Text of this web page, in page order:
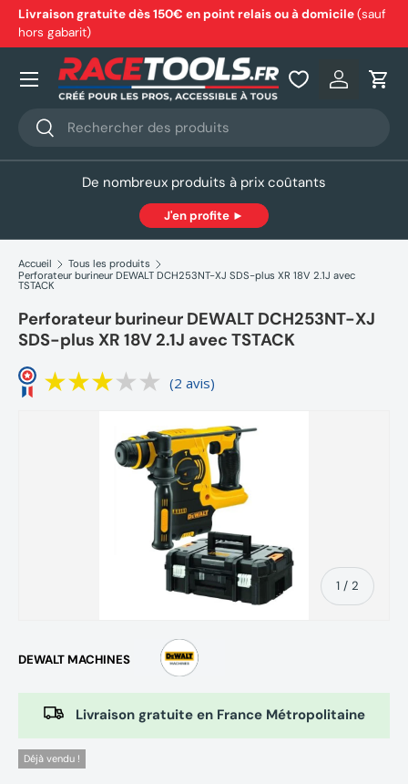
Aller au contenu
Livraison gratuite dès 150€ en point relais ou à domicile(sauf
hors gabarit)
Recherche
Rechercher
Se
Nos produits
De nombreux produits à prix coûtants
J'en profite ►
Accueil
Tous les produits
Perforateur burineur DEWALT DCH253NT-XJ SDS-plus XR 18V 2.1J avec
TSTACK
Perforateur burineur DEWALT DCH253NT-XJ
SDS-plus XR 18V 2.1J avec TSTACK
(2 avis)
1 / de
2
DEWALT MACHINES
Livraison gratuite en France Métropolitaine
Déjà vendu !